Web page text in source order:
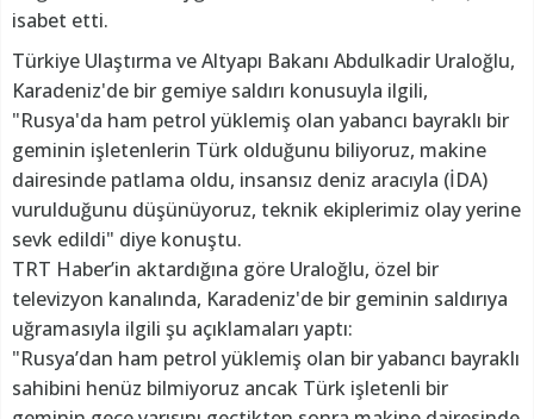
isabet etti.
Türkiye Ulaştırma ve Altyapı Bakanı Abdulkadir Uraloğlu,
Karadeniz'de bir gemiye saldırı konusuyla ilgili,
"Rusya'da ham petrol yüklemiş olan yabancı bayraklı bir
geminin işletenlerin Türk olduğunu biliyoruz, makine
dairesinde patlama oldu, insansız deniz aracıyla (İDA)
vurulduğunu düşünüyoruz, teknik ekiplerimiz olay yerine
sevk edildi" diye konuştu.
TRT Haber’in aktardığına göre Uraloğlu, özel bir
televizyon kanalında, Karadeniz'de bir geminin saldırıya
uğramasıyla ilgili şu açıklamaları yaptı:
"Rusya’dan ham petrol yüklemiş olan bir yabancı bayraklı
sahibini henüz bilmiyoruz ancak Türk işletenli bir